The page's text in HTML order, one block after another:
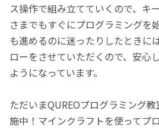
ス操作で組み立てていくので、キ
さまでもすぐにプログラミングを
も進めるのに迷ったりしたときに
ローをさせていただくので、安心
ようになっています。
ただいまQUREOプログラミング
施中！マインクラフトを使ってプ